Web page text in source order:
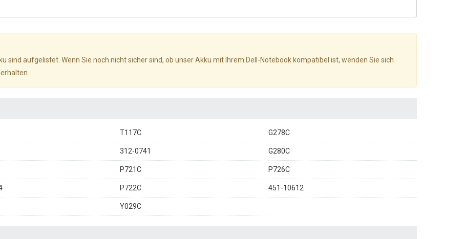
sind aufgelistet. Wenn Sie noch nicht sicher sind, ob unser Akku mit Ihrem Dell-Notebook kompatibel ist, wenden Sie sich
T117C G278C
312-0741 G280C
P721C P726C
P722C 451-10612
Y029C